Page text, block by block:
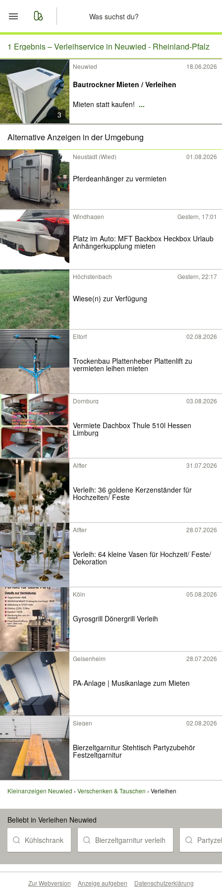
Start
Merkliste
Nachrichten
Anzeige aufgeben
1 Ergebnis –Verleihservice in Neuwied - Rheinland-Pfalz
3
Neuwied 18.06.2026
Bautrockner Mieten / Verleihen
Mieten statt kaufen! ...
Alternative Anzeigen in der Umgebung
Neustadt (Wied) 01.08.2026
Pferdeanhänger zu vermieten
Windhagen Gestern, 17:01
Platz im Auto: MFT Backbox Heckbox Urlaub
Anhängerkupplung mieten
Höchstenbach Gestern, 22:17
Wiese(n) zur Verfügung
Eitorf 02.08.2026
Trockenbau Plattenheber Plattenlift zu
vermieten leihen mieten
Dornburg 03.08.2026
Vermiete Dachbox Thule 510l Hessen
Limburg
Alfter 31.07.2026
Verleih: 36 goldene Kerzenständer für
Hochzeiten/ Feste
Alfter 28.07.2026
Verleih: 64 kleine Vasen für Hochzeit/ Feste/
Dekoration
Köln 05.08.2026
Gyrosgrill Dönergrill Verleih
Geisenheim 28.07.2026
PA-Anlage | Musikanlage zum Mieten
Siegen 02.08.2026
Bierzeltgarnitur Stehtisch Partyzubehör
Festzeltgarnitur
Kleinanzeigen Neuwied Verschenken & Tauschen Verleihen
Beliebt in Verleihen Neuwied
Kühlschrank Bierzeltgarnitur verleih
Zur Webversion Anzeige aufgeben Datenschutzerklärung